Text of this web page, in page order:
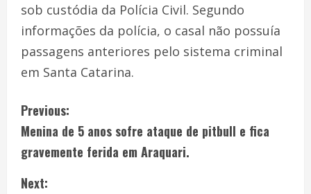
sob custódia da Polícia Civil. Segundo
informações da polícia, o casal não possuía
passagens anteriores pelo sistema criminal
em Santa Catarina.
Previous:
Menina de 5 anos sofre ataque de pitbull e fica
gravemente ferida em Araquari.
Next: